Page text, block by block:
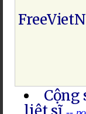
Cộng